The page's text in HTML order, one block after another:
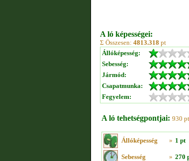
A ló képességei:
Σ Összesen: 4813.318 pt
Állóképesség:
Sebesség:
Jármód:
Csapatmunka:
Fegyelem:
A ló tehetségpontjai: 930 pt
Állóképesség » 1 pt
Sebesség » 270